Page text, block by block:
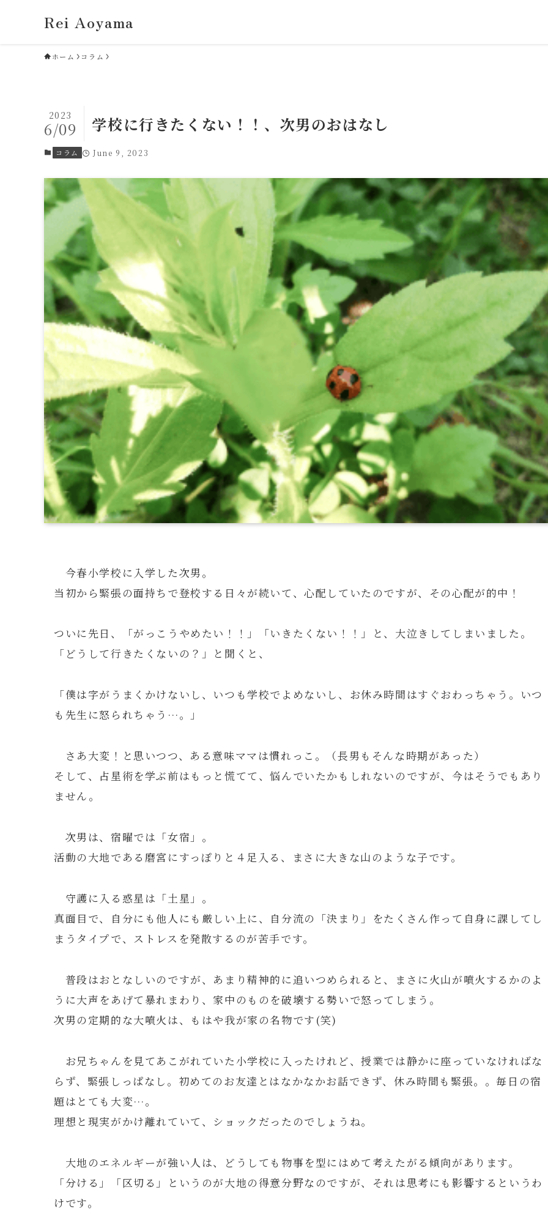
Rei Aoyama
ホーム コラム
学校に行きたくない！！、次男のおはなし
2023
6/09
コラム June 9, 2023
今春小学校に入学した次男。
当初から緊張の面持ちで登校する日々が続いて、心配していたのですが、その心配が的中！
ついに先日、「がっこうやめたい！！」「いきたくない！！」と、大泣きしてしまいました。
「どうして行きたくないの？」と聞くと、
「僕は字がうまくかけないし、いつも学校でよめないし、お休み時間はすぐおわっちゃう。いつ
も先生に怒られちゃう…。」
さあ大変！と思いつつ、ある意味ママは慣れっこ。（長男もそんな時期があった）
そして、占星術を学ぶ前はもっと慌てて、悩んでいたかもしれないのですが、今はそうでもあり
ません。
次男は、宿曜では「女宿」。
活動の大地である磨宮にすっぽりと４足入る、まさに大きな山のような子です。
守護に入る惑星は「土星」。
真面目で、自分にも他人にも厳しい上に、自分流の「決まり」をたくさん作って自身に課してし
まうタイプで、ストレスを発散するのが苦手です。
普段はおとなしいのですが、あまり精神的に追いつめられると、まさに火山が噴火するかのよ
うに大声をあげて暴れまわり、家中のものを破壊する勢いで怒ってしまう。
次男の定期的な大噴火は、もはや我が家の名物です(笑)
お兄ちゃんを見てあこがれていた小学校に入ったけれど、授業では静かに座っていなければな
らず、緊張しっぱなし。初めてのお友達とはなかなかお話できず、休み時間も緊張。。毎日の宿
題はとても大変…。
理想と現実がかけ離れていて、ショックだったのでしょうね。
大地のエネルギーが強い人は、どうしても物事を型にはめて考えたがる傾向があります。
「分ける」「区切る」というのが大地の得意分野なのですが、それは思考にも影響するというわ
けです。